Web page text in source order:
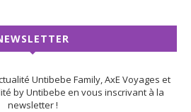
Untibebe Family, AxE Voyages et
by Untibebe en vous inscrivant à la
newsletter !